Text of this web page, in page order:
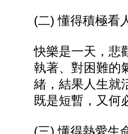
(二) 懂得積極看
快樂是一天，悲
執著、對困難的
緒，結果人生就
既是短暫，又何
(三) 懂得熱愛生